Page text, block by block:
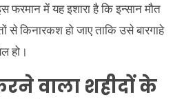
फरमान में यह इशारा है कि इन्सान मौत
से किनारकश हो जाए ताकि उसे बारगाहे
हो।
वाला शहीदों के